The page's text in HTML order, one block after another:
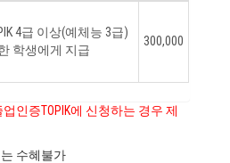
4급 이상(예체능 3급)
학생에게 지급
300,000
업인증TOPIK에 신청하는 경우 제
수혜불가